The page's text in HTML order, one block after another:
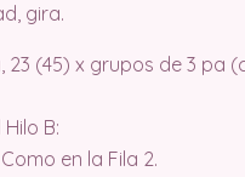
gira.
23 (45) x grupos de 3 pa
B:
en la Fila 2.